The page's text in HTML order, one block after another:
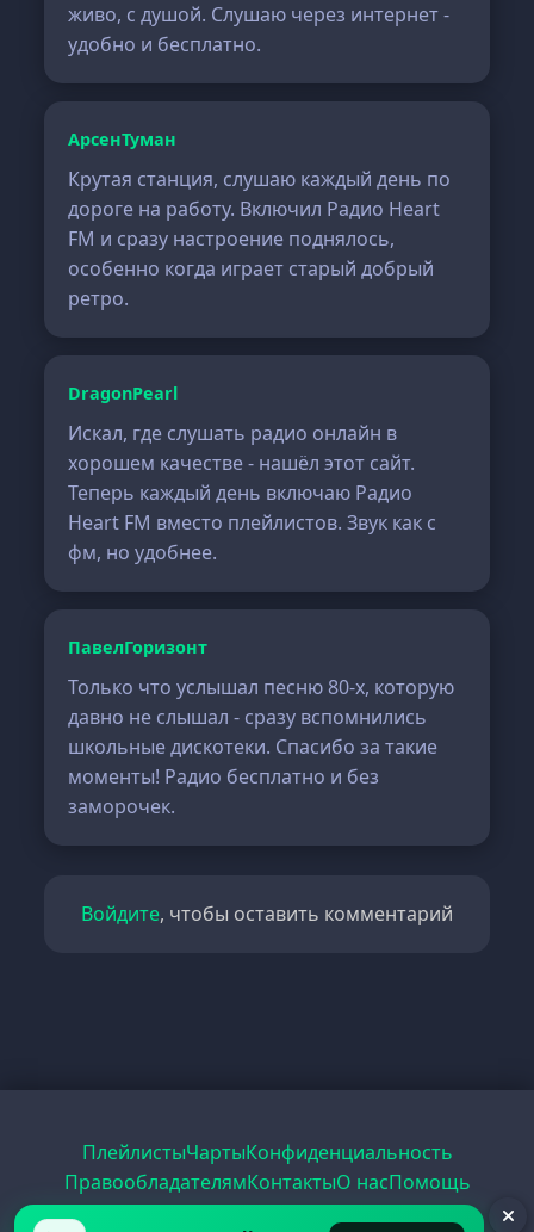
живо, с душой. Слушаю через интернет -
удобно и бесплатно.
АрсенТуман
Крутая станция, слушаю каждый день по
дороге на работу. Включил Радио Heart
FM и сразу настроение поднялось,
особенно когда играет старый добрый
ретро.
DragonPearl
Искал, где слушать радио онлайн в
хорошем качестве - нашёл этот сайт.
Теперь каждый день включаю Радио
Heart FM вместо плейлистов. Звук как с
фм, но удобнее.
ПавелГоризонт
Только что услышал песню 80-х, которую
давно не слышал - сразу вспомнились
школьные дискотеки. Спасибо за такие
моменты! Радио бесплатно и без
заморочек.
Войдите, чтобы оставить комментарий
ПлейлистыЧартыКонфиденциальность
ПравообладателямКонтактыО насПомощь
РецептыРадиоPDFRecordЕГЭ